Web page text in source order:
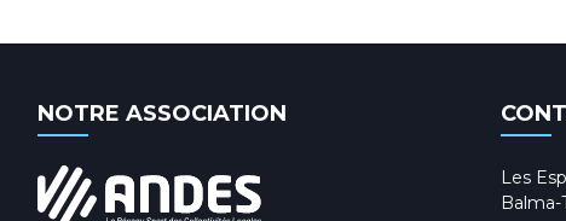
NOTRE ASSOCIATION
Les
Balma-